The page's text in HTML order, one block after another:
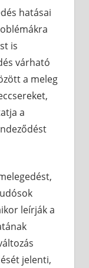
hatásai
is
várható
a meleg
a
leírják a
jelenti,